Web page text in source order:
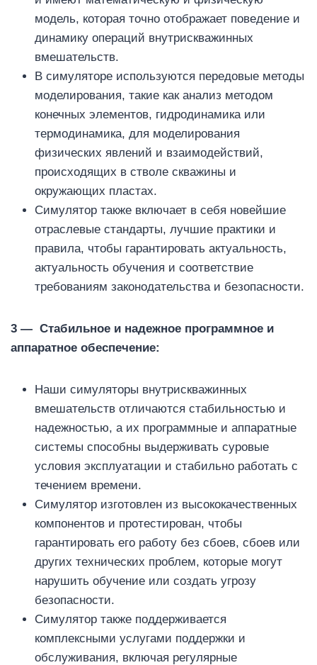
модель, которая точно отображает поведение и
динамику операций внутрискважинных
вмешательств.
В симуляторе используются передовые методы
моделирования, такие как анализ методом
конечных элементов, гидродинамика или
термодинамика, для моделирования
физических явлений и взаимодействий,
происходящих в стволе скважины и
окружающих пластах.
Симулятор также включает в себя новейшие
отраслевые стандарты, лучшие практики и
правила, чтобы гарантировать актуальность,
актуальность обучения и соответствие
требованиям законодательства и безопасности.
3 — Стабильное и надежное программное и
аппаратное обеспечение:
Наши симуляторы внутрискважинных
вмешательств отличаются стабильностью и
надежностью, а их программные и аппаратные
системы способны выдерживать суровые
условия эксплуатации и стабильно работать с
течением времени.
Симулятор изготовлен из высококачественных
компонентов и протестирован, чтобы
гарантировать его работу без сбоев, сбоев или
других технических проблем, которые могут
нарушить обучение или создать угрозу
безопасности.
Симулятор также поддерживается
комплексными услугами поддержки и
обслуживания, включая регулярные